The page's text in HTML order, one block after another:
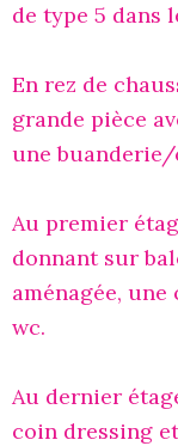
de type 5 dans
En rez de
grande pièce
une
Au premier
donnant sur
aménagée, une
wc.
Au dernier
coin dressing